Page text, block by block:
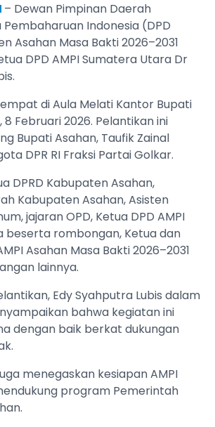
– Dewan Pimpinan Daerah
Indonesia (DPD
Asahan Masa Bakti 2026–2031
DPD AMPI Sumatera Utara Dr
di Aula Melati Kantor Bupati
8 Februari 2026. Pelantikan ini
Bupati Asahan, Taufik Zainal
DPR RI Fraksi Partai Golkar.
DPRD Kabupaten Asahan,
Kabupaten Asahan, Asisten
jajaran OPD, Ketua DPD AMPI
beserta rombongan, Ketua dan
Asahan Masa Bakti 2026–2031
lainnya.
Edy Syahputra Lubis dalam
bahwa kegiatan ini
dengan baik berkat dukungan
menegaskan kesiapan AMPI
program Pemerintah